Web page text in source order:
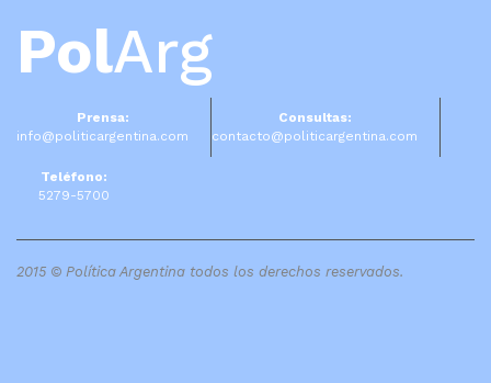
PolArg
Prensa:
info@politicargentina.com
Consultas:
contacto@politicargentina.com
Teléfono:
5279-5700
2015 © Política Argentina todos los derechos reservados.